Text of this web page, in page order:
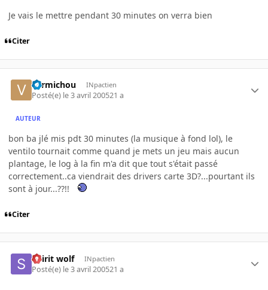
Je vais le mettre pendant 30 minutes on verra bien
Citer
vermichou INpactien
Posté(e) le 3 avril 200521 a
AUTEUR
bon ba jlé mis pdt 30 minutes (la musique à fond lol), le
ventilo tournait comme quand je mets un jeu mais aucun
plantage, le log à la fin m'a dit que tout s'était passé
correctement..ca viendrait des drivers carte 3D?...pourtant ils
sont à jour...??!!
Citer
Spirit wolf INpactien
Posté(e) le 3 avril 200521 a